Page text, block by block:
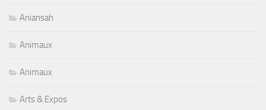
Aniansah
Animaux
Animaux
Arts & Expos